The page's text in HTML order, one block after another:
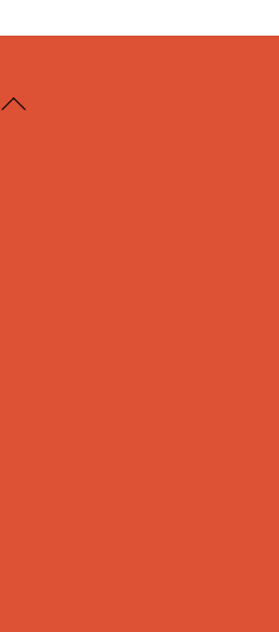
Back